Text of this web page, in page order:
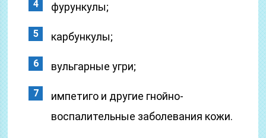
фурункулы;
карбункулы;
вульгарные угри;
импетиго и другие гнойно-
воспалительные заболевания кожи.